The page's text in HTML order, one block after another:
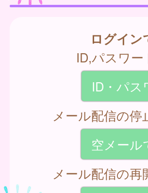
ログイ
ID,パスワ
ID・パス
メール配信の
空メール
メール配信の